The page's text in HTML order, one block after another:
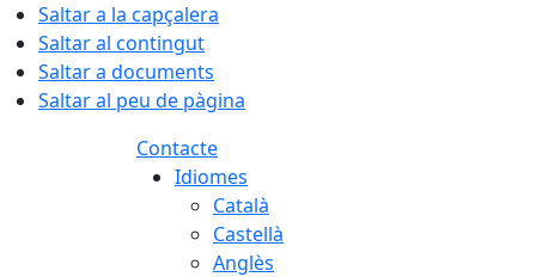
Saltar a la capçalera
Saltar al contingut
Saltar a documents
Saltar al peu de pàgina
Contacte
Idiomes
Català
Castellà
Anglès